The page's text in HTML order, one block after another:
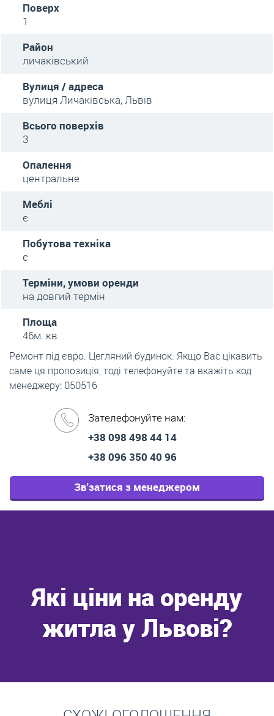
Поверх
1
Район
личаківський
Вулиця / адреса
вулиця Личаківська, Львів
Всього поверхів
3
Опалення
центральне
Меблі
є
Побутова техніка
є
Терміни, умови оренди
на довгий термін
Площа
46м. кв.
Ремонт під євро. Цегляний будинок. Якщо Вас цікавить
саме ця пропозиція, тоді телефонуйте та вкажіть код
менеджеру: 050516
Зателефонуйте нам:
+38 098 498 44 14
+38 096 350 40 96
Зв'затися з менеджером
Які ціни на оренду
житла у Львові?